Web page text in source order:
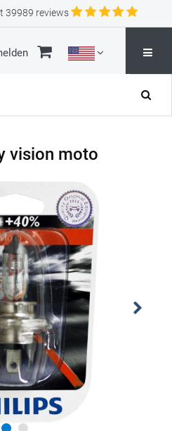
39989 reviews
vision moto